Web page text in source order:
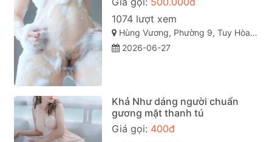
1074 lượt xem
Hùng Vương, Phường 9, Tuy Hòa, Phú Yên
2026-06-27
Khả Như dáng người chuẩn
gương mặt thanh tú
Giá gọi: 400đ